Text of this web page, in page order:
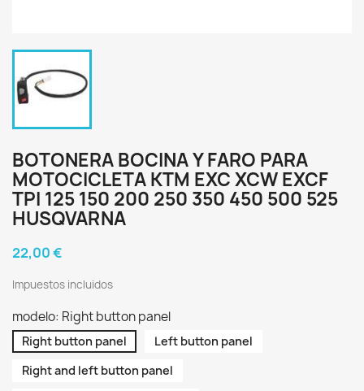
BOTONERA BOCINA Y FARO PARA
MOTOCICLETA KTM EXC XCW EXCF
TPI 125 150 200 250 350 450 500 525
HUSQVARNA
22,00 €
Impuestos incluidos
modelo: Right button panel
Right button panel
Left button panel
Right and left button panel